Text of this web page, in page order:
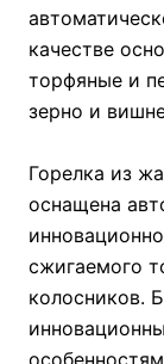
качестве
торфяные и
зерно и
Горелка из
оснащена
сжигаемого
колосников.